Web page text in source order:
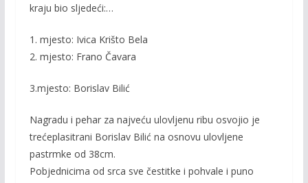
kraju bio sljedeći:…
1. mjesto: Ivica Krišto Bela
2. mjesto: Frano Čavara
3.mjesto: Borislav Bilić
Nagradu i pehar za najveću ulovljenu ribu osvojio je
trećeplasitrani Borislav Bilić na osnovu ulovljene
pastrmke od 38cm.
Pobjednicima od srca sve čestitke i pohvale i puno